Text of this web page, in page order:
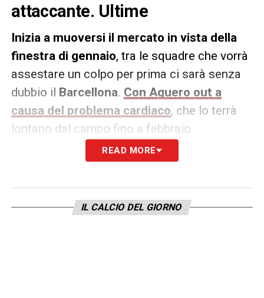
attaccante. Ultime
Inizia a muoversi il mercato in vista della
finestra di gennaio, tra le squadre che vorrà
assestare un colpo per prima ci sarà senza
dubbio il Barcellona. Con Aguero out a
causa del problema cardiaco, che lo terrà
lontano dal campo fino a febbraio.
La società blaugrana, secondo quanto
mercato: si tratta diEdinson Cavani e
READ MORE
IL CALCIO DEL GIORNO